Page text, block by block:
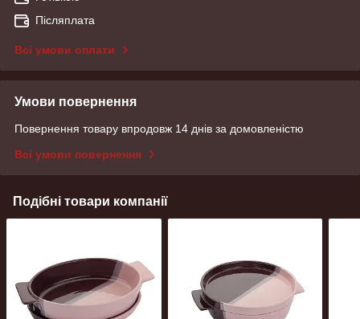
Післяплата
Всі умови оплати
Умови повернення
Повернення товару впродовж 14 днів за домовленістю
Всі умови повернення
Подібні товари компанії